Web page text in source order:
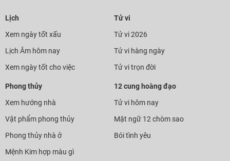
Lịch
Xem ngày tốt xấu
Lịch Âm hôm nay
Xem ngày tốt cho việc
Tử vi
Tử vi 2026
Tử vi hàng ngày
Tử vi trọn đời
Phong thủy
Xem hướng nhà
Vật phẩm phong thủy
Phong thủy nhà ở
Mệnh Kim hợp màu gì
12 cung hoàng đạo
Tử vi hôm nay
Mật ngữ 12 chòm sao
Bói tình yêu